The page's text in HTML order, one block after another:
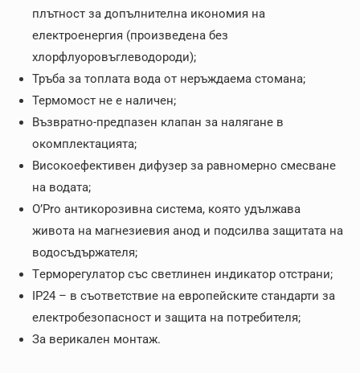
плътност за допълнителна икономия на
електроенергия (произведена без
хлорфлуоровъглеводороди);
Тръба за топлата вода от неръждаема стомана;
Термомост не е наличен;
Възвратно-предпазен клапан за налягане в
окомплектацията;
Високоефективен дифузер за равномерно смесване
на водата;
O’Pro антикорозивна система, която удължава
живота на магнезиевия анод и подсилва защитата на
водосъдържателя;
Tерморегулатор със светлинен индикатор отстрани;
IP24 – в съответствие на европейските стандарти за
електробезопасност и защита на потребителя;
За верикален монтаж.